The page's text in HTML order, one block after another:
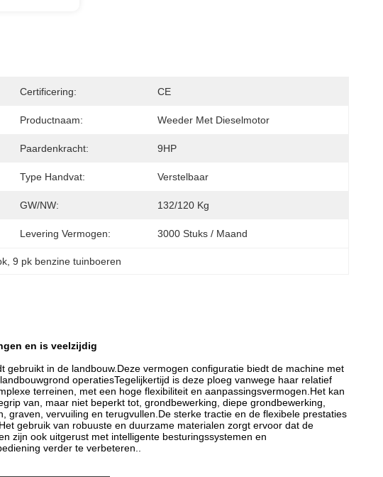
Certificering: CE
Productnaam: Weeder Met Dieselmotor
Paardenkracht: 9HP
Type Handvat: Verstelbaar
GW/NW: 132/120 Kg
Levering Vermogen: 3000 Stuks / Maand
, 9 pk benzine tuinboeren
en is veelzijdig
in de landbouw.Deze vermogen configuratie biedt de machine met
operatiesTegelijkertijd is deze ploeg vanwege haar relatief
terreinen, met een hoge flexibiliteit en aanpassingsvermogen.Het kan
van, maar niet beperkt tot, grondbewerking, diepe grondbewerking,
vervuiling en terugvullen.De sterke tractie en de flexibele prestaties
gebruik van robuuste en duurzame materialen zorgt ervoor dat de
zijn ook uitgerust met intelligente besturingssystemen en
verder te verbeteren..